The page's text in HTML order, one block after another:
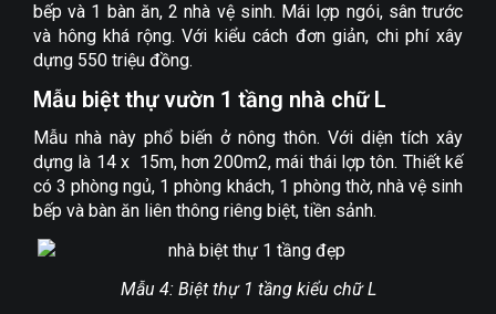
bếp và 1 bàn ăn, 2 nhà vệ sinh. Mái lợp ngói, sân trước
và hông khá rộng. Với kiểu cách đơn giản, chi phí xây
dựng 550 triệu đồng.
Mẫu biệt thự vườn 1 tầng nhà chữ L
Mẫu nhà này phổ biến ở nông thôn. Với diện tích xây
dựng là 14 x 15m, hơn 200m2, mái thái lợp tôn. Thiết kế
có 3 phòng ngủ, 1 phòng khách, 1 phòng thờ, nhà vệ sinh
bếp và bàn ăn liên thông riêng biệt, tiền sảnh.
Mẫu 4: Biệt thự 1 tầng kiểu chữ L